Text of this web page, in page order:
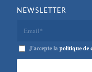
NEWSLETTER
J'accepte lapolitique de